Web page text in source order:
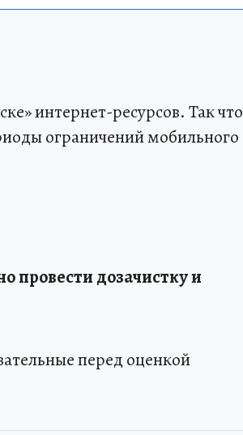
интернет-ресурсов. Так что
ограничений мобильного
провести дозачистку и
перед оценкой